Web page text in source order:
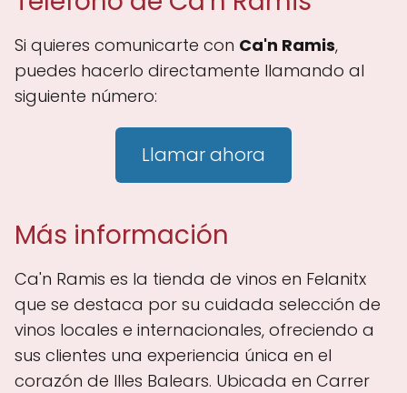
Si quieres comunicarte con Ca'n Ramis,
puedes hacerlo directamente llamando al
siguiente número:
Llamar ahora
Más información
Ca'n Ramis es la tienda de vinos en Felanitx
que se destaca por su cuidada selección de
vinos locales e internacionales, ofreciendo a
sus clientes una experiencia única en el
corazón de Illes Balears. Ubicada en Carrer